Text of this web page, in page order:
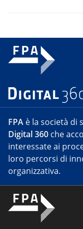
FPA è la società di
Digital 360 che
interessate ai
loro percorsi di
organizzativa.